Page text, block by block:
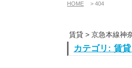
HOME > 404
賃貸 > 京急本線神
カテゴリ: 賃